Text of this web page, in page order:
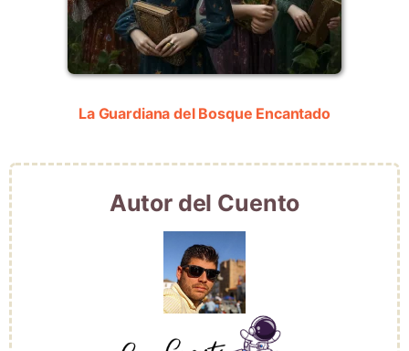
La Guardiana del Bosque Encantado
Autor del Cuento